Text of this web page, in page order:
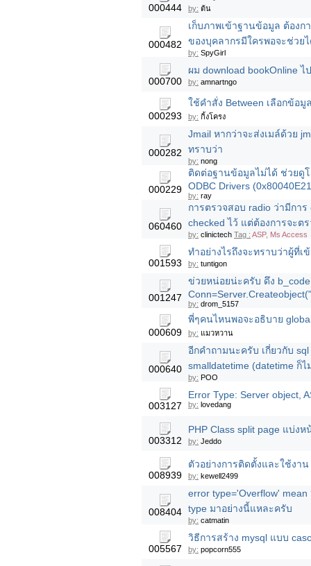
000444 by: ต้น
000482
เก็บภาพเข้าฐานข้อมูล ต้องก
ของบุคลากรมีใครพอจะช่วย
by: SpyGirl
000700
ผม download bookOnline
by: amnartngo
000293
ใช้คำสั่ง Between เลือกข้อ
by: กิ้งโครง
000282
Jmail หากว่าจะส่งเมล์ด้วย
ทราบว่า
by: nong
000229
ติดต่อฐานข้อมูลไม่ได้ ช่วยดู
ODBC Drivers
by: ray
060460
การตรวจสอบ radio ว่ามีกา
checked ไว้ แต่ต้องการจะต
by: clinictech Tag : ASP, Ms Access
001593
ทำอย่างไรถึงจะทราบว่าผู้ที่เ
by: tuntigon
001247
ข่วยหน่อยน่ะครับ ดึง
by: drom_5157
000609
พี่ๆคนไหนพอจะอธิบาย
by: แมวหวาน
000640
อีกคำถามนะครับ เกี่ยวกับ
smalldatetime (datetime ก็
by: POO
003127
Error Type: Server object,
by: lovedang
003312
PHP Class split page แบ่ง
by: Jeddo
008939
ตัวอย่างการติดตั้งและใช้งาน
by: kewell2499
008404
error type='Overflow'
type มาอย่างนี้แหละครับ
by: catmatin
005567
วิธีการสร้าง mysql แบบ
by: popcorn555